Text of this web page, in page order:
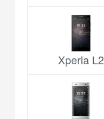
Xperia L2